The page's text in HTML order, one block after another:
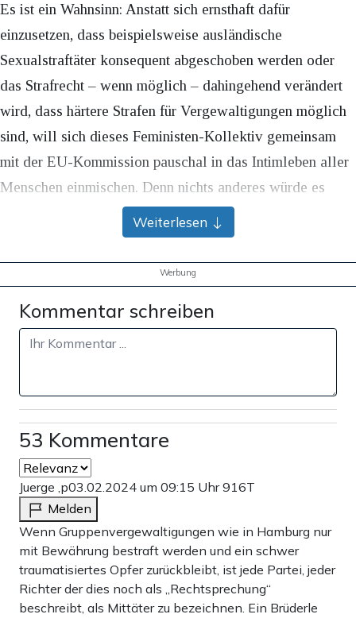
Es ist ein Wahnsinn: Anstatt sich ernsthaft dafür
einzusetzen, dass beispielsweise ausländische
Sexualstraftäter konsequent abgeschoben werden oder
das Strafrecht – wenn möglich – dahingehend verändert
wird, dass härtere Strafen für Vergewaltigungen möglich
sind, will sich dieses Feministen-Kollektiv gemeinsam
mit der EU-Kommission pauschal in das Intimleben aller
Menschen einmischen. Denn nichts anderes würde es
bedeuten, wenn plötzlich jeder, der gerade kurz davor ist,
Sex zu haben, kurz überlegen oder gar erfragen müsste,
ob sein Gegenüber denn wirklich auch mit einem schlafen
will.
„Darf ich dich küssen?“ ist eine Frage geworden, die
Männer in amerikanischen Filmen zunehmend der Frau
Weiterlesen
Werbung
Kommentar schreiben
53 Kommentare
Juerge ,p03.02.2024 um 09:15 Uhr916T
Melden
Wenn Gruppenvergewaltigungen wie in Hamburg nur
mit Bewährung bestraft werden und ein schwer
traumatisiertes Opfer zurückbleibt, ist jede Partei, jeder
Richter der dies noch als „Rechtsprechung“
beschreibt, als Mittäter zu bezeichnen. Ein Brüderle